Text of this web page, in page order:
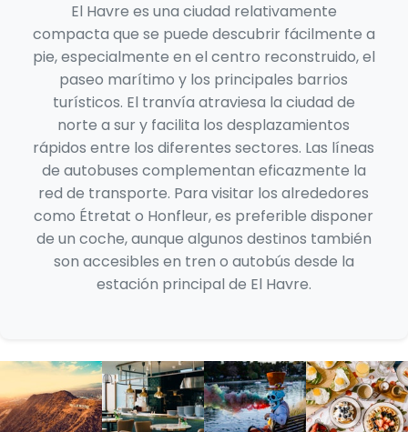
El Havre es una ciudad relativamente
compacta que se puede descubrir fácilmente a
pie, especialmente en el centro reconstruido, el
paseo marítimo y los principales barrios
turísticos. El tranvía atraviesa la ciudad de
norte a sur y facilita los desplazamientos
rápidos entre los diferentes sectores. Las líneas
de autobuses complementan eficazmente la
red de transporte. Para visitar los alrededores
como Étretat o Honfleur, es preferible disponer
de un coche, aunque algunos destinos también
son accesibles en tren o autobús desde la
estación principal de El Havre.